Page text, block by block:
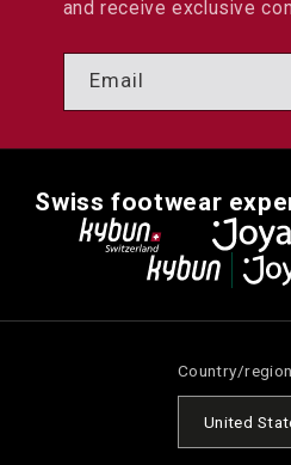
and receive exclusive
Email
Swiss footwear
Country/region
United